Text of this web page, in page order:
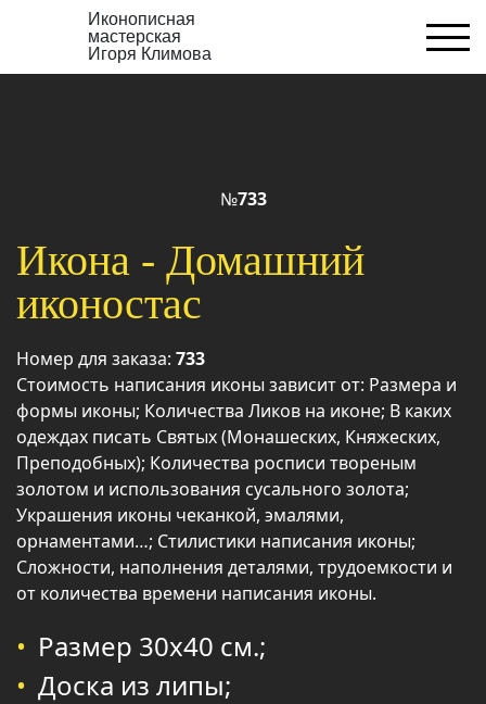
Иконописная
мастерская
Игоря Климова
Икона - Домашний
иконостас
Номер для заказа: 733
Стоимость написания иконы зависит от: Размера и
формы иконы; Количества Ликов на иконе; В каких
одеждах писать Святых (Монашеских, Княжеских,
Преподобных); Количества росписи твореным
золотом и использования сусального золота;
Украшения иконы чеканкой, эмалями,
орнаментами…; Стилистики написания иконы;
Сложности, наполнения деталями, трудоемкости и
от количества времени написания иконы.
Размер 30х40 см.;
Доска из липы;
№733